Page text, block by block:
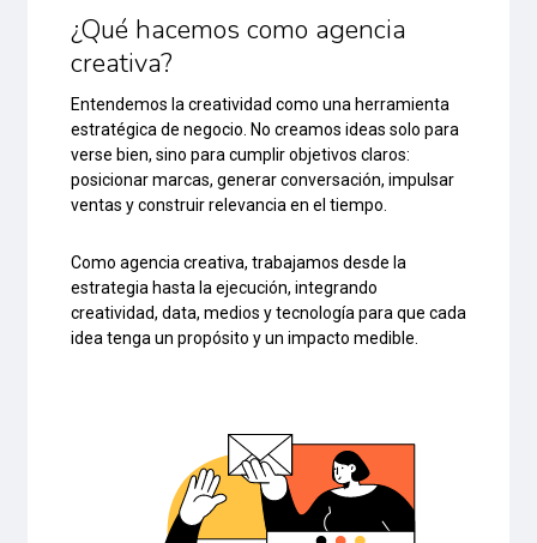
¿Qué hacemos como agencia
creativa?
Entendemos la creatividad como una herramienta
estratégica de negocio. No creamos ideas solo para
verse bien, sino para cumplir objetivos claros:
posicionar marcas, generar conversación, impulsar
ventas y construir relevancia en el tiempo.
Como agencia creativa, trabajamos desde la
estrategia hasta la ejecución, integrando
creatividad, data, medios y tecnología para que cada
idea tenga un propósito y un impacto medible.